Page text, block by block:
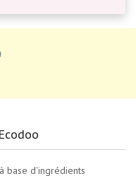
base d'ingrédients